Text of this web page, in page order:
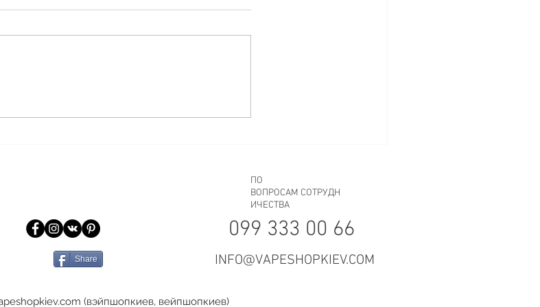
СПАСИБО!
Share
ПО
ВОПРОСАМ СОТРУДН
ИЧЕСТВА
099 333 00 66
INFO@VAPESHOPKIEV.COM
(вэйпшопкиев, вейпшопкиев)